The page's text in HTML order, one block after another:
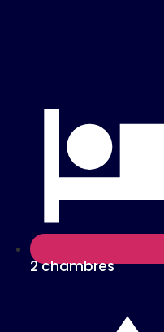
2 chambres